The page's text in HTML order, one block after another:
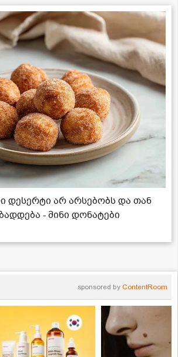
დესერტი არ არსებობს და თან
- მინი დონატები
sponsored by ContentRoom